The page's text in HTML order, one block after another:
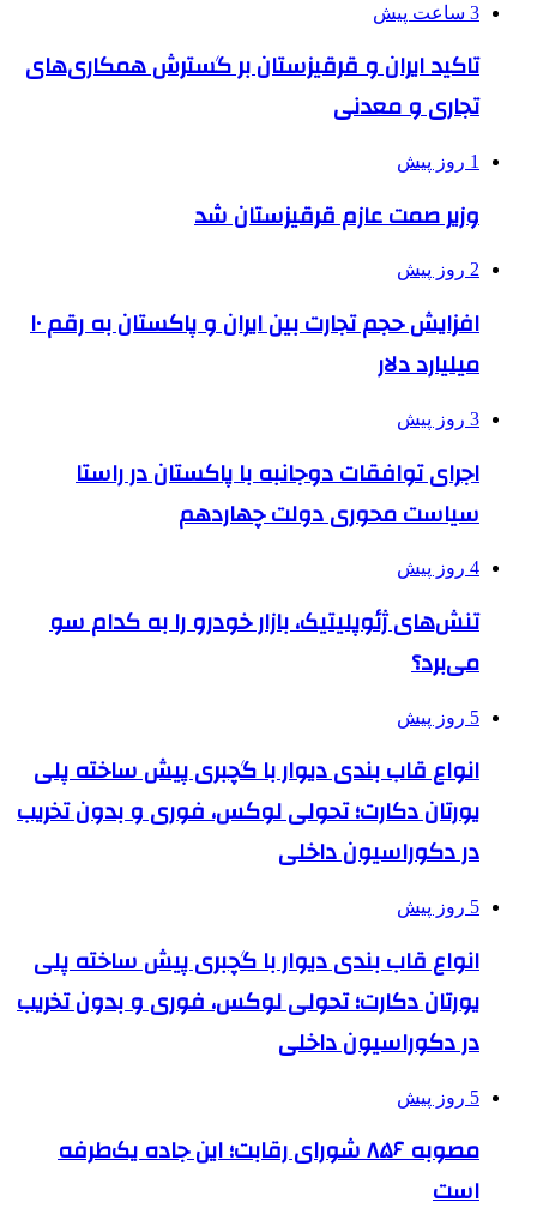
3 ساعت پیش
تاکید ایران و قرقیزستان بر گسترش همکاری‌های
تجاری و معدنی
1 روز پیش
وزیر صمت عازم قرقیزستان شد
2 روز پیش
افزایش حجم تجارت بین ایران و پاکستان به رقم ۱۰
میلیارد دلار
3 روز پیش
اجرای توافقات دوجانبه با پاکستان در راستا
سیاست محوری دولت چهاردهم
4 روز پیش
تنش‌های ژئوپلیتیک، بازار خودرو را به کدام سو
می‌برد؟
5 روز پیش
انواع قاب بندی دیوار با گچبری پیش ساخته پلی
یورتان دکارت؛ تحولی لوکس، فوری و بدون تخریب
در دکوراسیون داخلی
5 روز پیش
انواع قاب بندی دیوار با گچبری پیش ساخته پلی
یورتان دکارت؛ تحولی لوکس، فوری و بدون تخریب
در دکوراسیون داخلی
5 روز پیش
مصوبه ۸۵۶ شورای رقابت؛ این جاده یک‌طرفه
است